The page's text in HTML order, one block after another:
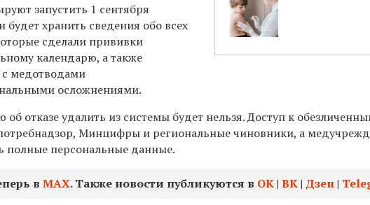
запустить 1 сентября
будет хранить сведения обо всех
сделали прививки
календарю, а также
с медотводами
осложнениями.
отказе удалить из системы будет нельзя. Доступ к
Минцифры и региональные чиновники, а
полные персональные данные.
вМАХ. Также новости публикуются в ОК|ВК| Дзен|